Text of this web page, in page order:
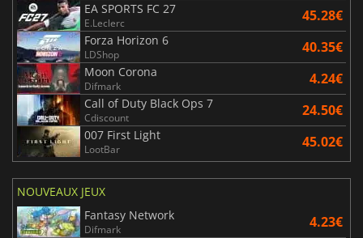
EA SPORTS FC 27
E.Leclerc 45.28€
Forza Horizon 6
LDShop 40.35€
Moon Corona
Difmark 4.24€
Call of Duty Black Ops 7
Cdiscount 24.50€
007 First Light
LootBar 45.02€
NOUVEAUX JEUX
Fantasy Network
Difmark 4.23€